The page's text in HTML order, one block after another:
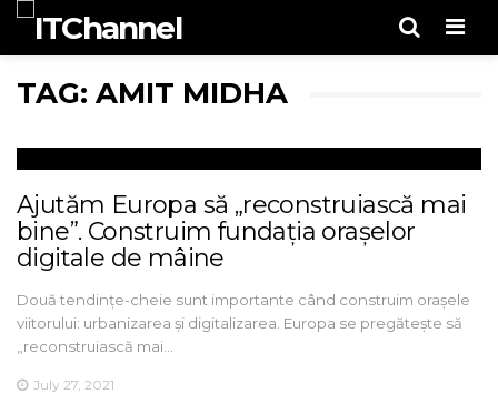
TAG: AMIT MIDHA
Ajutăm Europa să „reconstruiască mai
bine”. Construim fundația orașelor
digitale de mâine
Două tendințe-cheie sunt importante când construim orașele
viitorului: urbanizarea și digitalizarea. Europa se pregătește să
„reconstruiască mai…
July 27, 2021